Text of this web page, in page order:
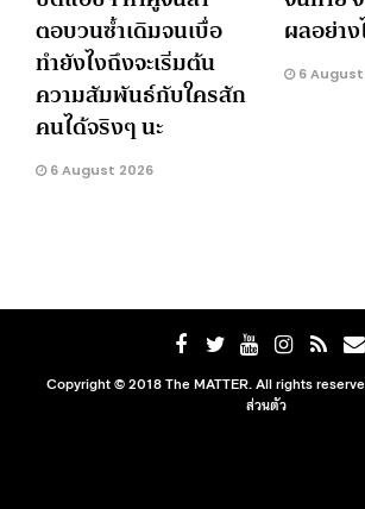
ตอบวนซ้ำเดิมจนเบื่อ
ทำยังไงถึงจะเริ่มต้น
ความสัมพันธ์กับใครสัก
คนได้จริงๆ นะ
6 August 2026
ผลอย่า
6 August
Copyright © 2018 The MATTER. All rights
ส่วนตัว